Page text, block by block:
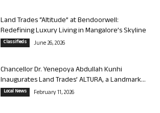
Land Trades “Altitude” at Bendoorwell:
Redefining Luxury Living in Mangalore’s Skyline
Classifieds June 26, 2026
Chancellor Dr. Yenepoya Abdullah Kunhi
Inaugurates Land Trades’ ALTURA, a Landmark...
Local News February 11, 2026